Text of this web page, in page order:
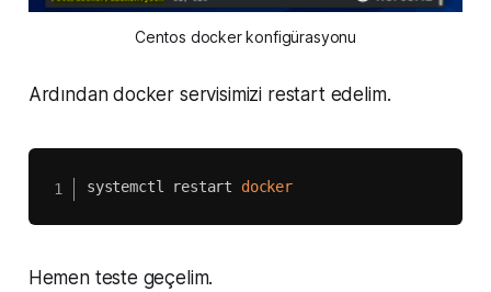
Centos docker konfigürasyonu
Ardından docker servisimizi restart edelim.
systemctl restart docker
Hemen teste geçelim.